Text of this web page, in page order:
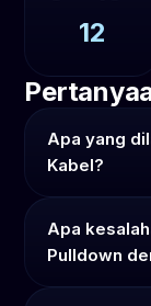
12
Apa yang
Kabel?
Apa
Pulldown